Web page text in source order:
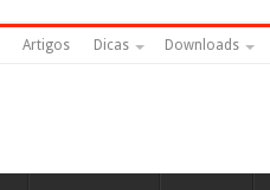
Artigos Dicas Downloads